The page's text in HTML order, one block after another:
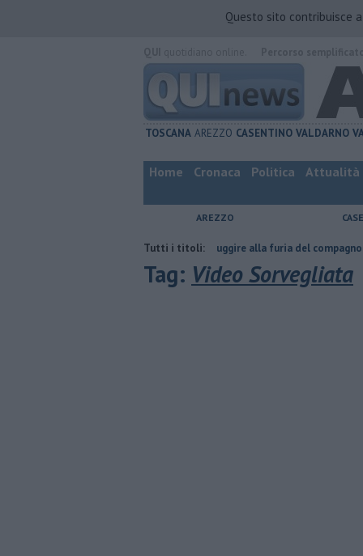
Questo sito contribuisce
TOSCANA AREZZO CASENTINO VALDARNO
Home Cronaca Politica Attualità
AREZZO
Tutti i titoli:
Nascosta in un bar per sfuggire alla furia del compagno ​Tutte
Tag: Video Sorvegliata